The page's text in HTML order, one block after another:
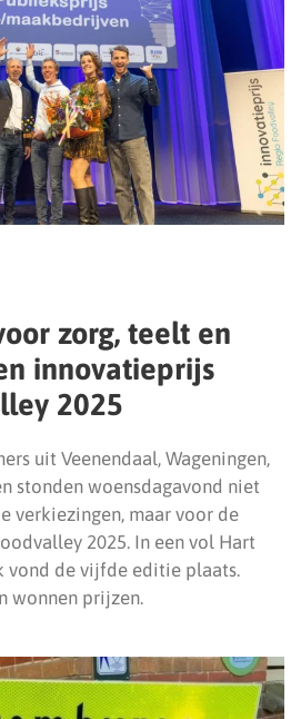
zorg, teelt en
innovatieprijs
2025
uit Veenendaal, Wageningen,
stonden woensdagavond niet
verkiezingen, maar voor de
2025. In een vol Hart
vond de vijfde editie plaats.
wonnen prijzen.